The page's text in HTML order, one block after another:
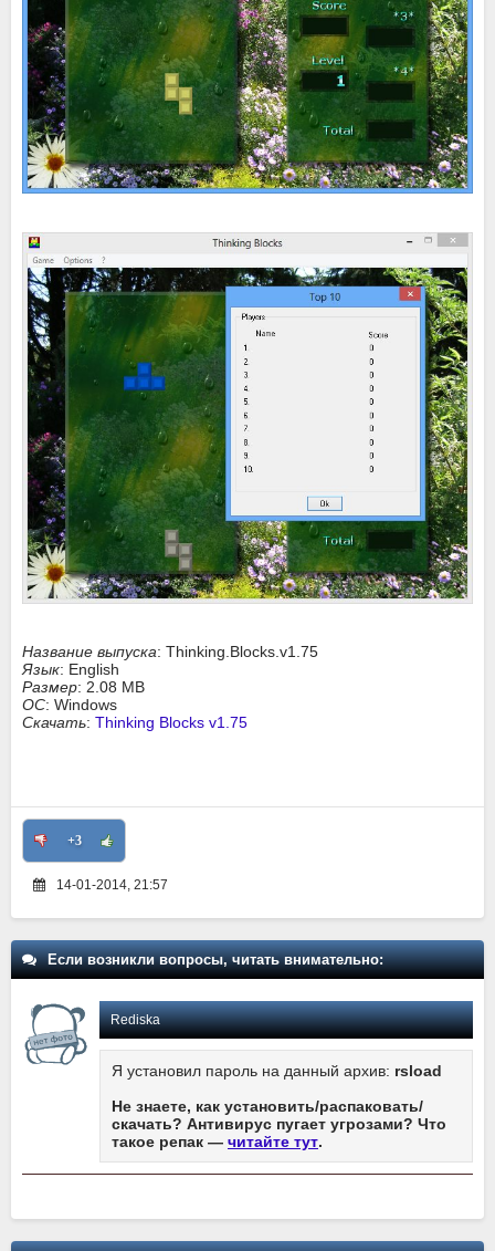
Название выпуска: Thinking.Blocks.v1.75
Язык: English
Размер: 2.08 MB
ОС: Windows
Скачать: Thinking Blocks v1.75
+3
14-01-2014, 21:57
Если возникли вопросы, читать внимательно:
Rediska
Я установил пароль на данный архив: rsload
Не знаете, как установить/распаковать/
скачать? Антивирус пугает угрозами? Что
такое репак — читайте тут.